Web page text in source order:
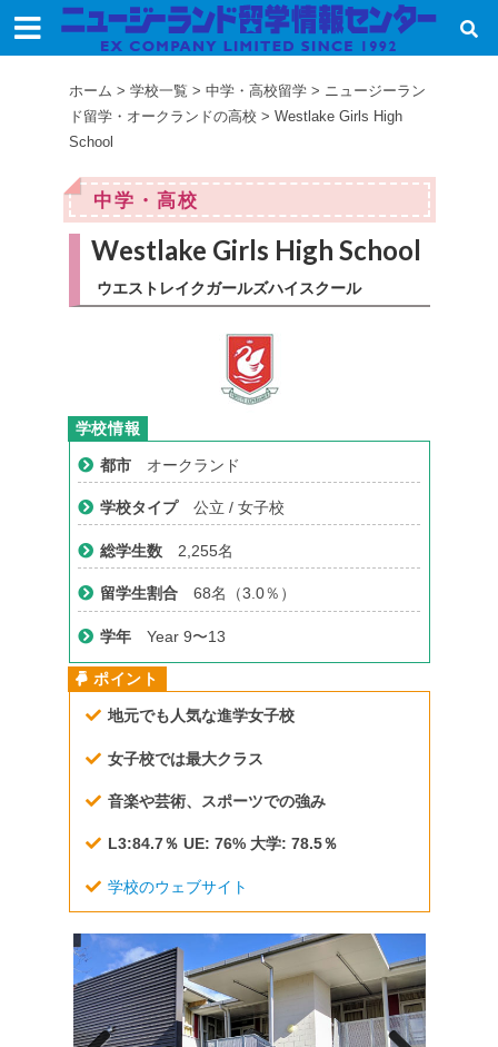
ホーム > 学校一覧 > 中学・高校留学> ニュージーラン
ド留学・オークランドの高校 > Westlake Girls High
School
中学・高校
Westlake Girls High School
ウエストレイクガールズハイスクール
都市オークランド
学校タイプ公立 / 女子校
総学生数2,255名
留学生割合68名（3.0％）
学年Year 9〜13
地元でも人気な進学女子校
女子校では最大クラス
音楽や芸術、スポーツでの強み
L3:84.7％ UE: 76% 大学: 78.5％
学校のウェブサイト